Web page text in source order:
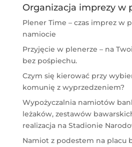
Organizacja imprezy w
Plener Time – czas imprez w
namiocie
Przyjęcie w plenerze – na
bez pośpiechu.
Czym się kierować przy
komunię z wyprzedzeniem?
Wypożyczalnia namiotów
leżaków, zestawów
realizacja na Stadionie
Namiot z podestem na placu